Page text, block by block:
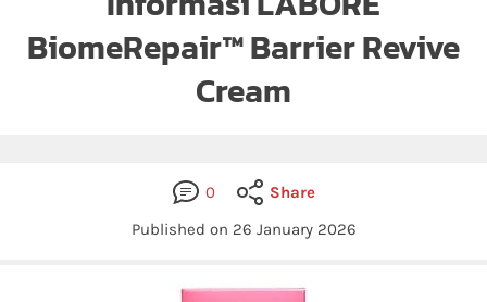
BiomeRepair™ Barrier Revive
Cream
0
Share
Published on 26 January 2026